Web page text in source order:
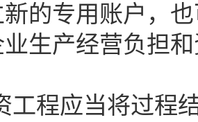
的专用账户，
生产经营负担
程应当将过程